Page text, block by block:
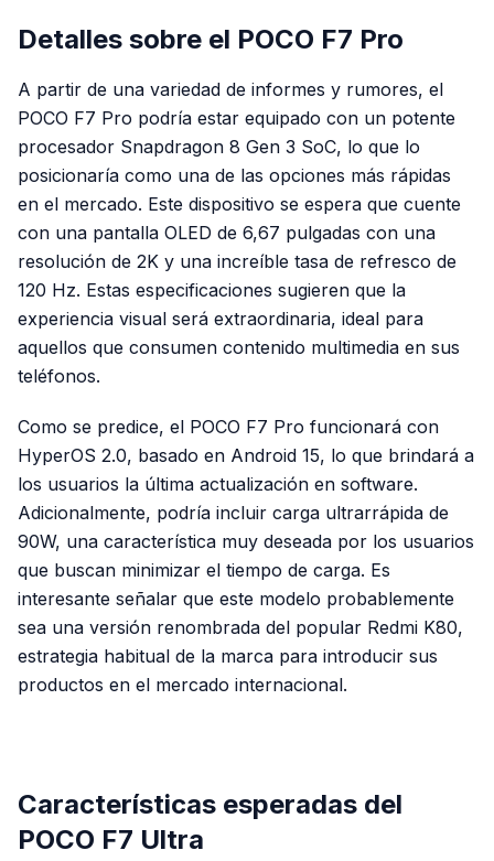
Detalles sobre el POCO F7 Pro
A partir de una variedad de informes y rumores, el
POCO F7 Pro podría estar equipado con un potente
procesador Snapdragon 8 Gen 3 SoC, lo que lo
posicionaría como una de las opciones más rápidas
en el mercado. Este dispositivo se espera que cuente
con una pantalla OLED de 6,67 pulgadas con una
resolución de 2K y una increíble tasa de refresco de
120 Hz. Estas especificaciones sugieren que la
experiencia visual será extraordinaria, ideal para
aquellos que consumen contenido multimedia en sus
teléfonos.
Como se predice, el POCO F7 Pro funcionará con
HyperOS 2.0, basado en Android 15, lo que brindará a
los usuarios la última actualización en software.
Adicionalmente, podría incluir carga ultrarrápida de
90W, una característica muy deseada por los usuarios
que buscan minimizar el tiempo de carga. Es
interesante señalar que este modelo probablemente
sea una versión renombrada del popular Redmi K80,
estrategia habitual de la marca para introducir sus
productos en el mercado internacional.
Características esperadas del
POCO F7 Ultra